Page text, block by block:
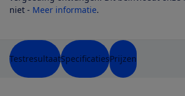
niet - Meer informatie.
TestresultaatSpecificatiesPrijzen